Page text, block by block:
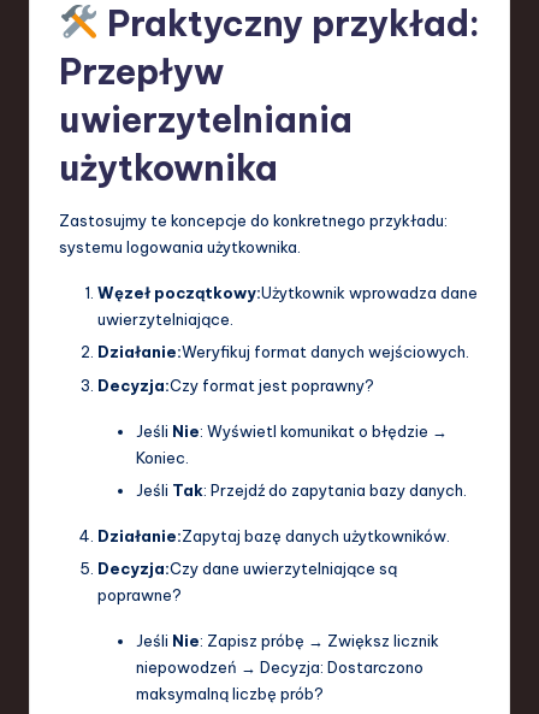
Praktyczny przykład:
Przepływ
uwierzytelniania
użytkownika
Zastosujmy te koncepcje do konkretnego przykładu:
systemu logowania użytkownika.
Węzeł początkowy:Użytkownik wprowadza dane
uwierzytelniające.
Działanie:Weryfikuj format danych wejściowych.
Decyzja:Czy format jest poprawny?
Jeśli Nie: Wyświetl komunikat o błędzie →
Koniec.
Jeśli Tak: Przejdź do zapytania bazy danych.
Działanie:Zapytaj bazę danych użytkowników.
Decyzja:Czy dane uwierzytelniające są
poprawne?
Jeśli Nie: Zapisz próbę → Zwiększ licznik
niepowodzeń → Decyzja: Dostarczono
maksymalną liczbę prób?